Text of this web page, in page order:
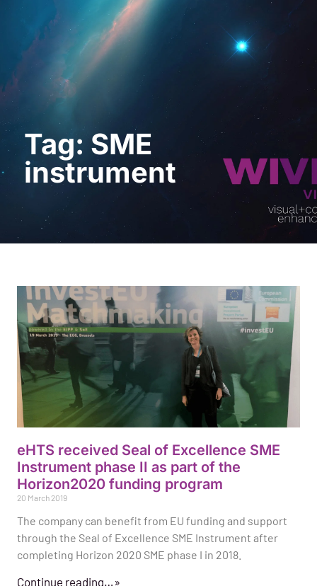
Request a Demo
Tag: SME
instrument
eHTS received Seal of Excellence SME
Instrument phase II as part of the
Horizon2020 funding program
20 March 2019
The company can benefit from EU funding and support
through the Seal of Excellence SME Instrument after
completing Horizon 2020 SME phase I in 2018.
Continue reading…»